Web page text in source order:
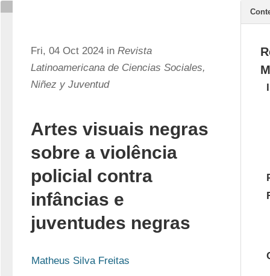
Fri, 04 Oct 2024 in Revista
Latinoamericana de Ciencias Sociales,
Niñez y Juventud
Artes visuais negras
sobre a violência
policial contra
infâncias e
juventudes negras
Matheus Silva Freitas